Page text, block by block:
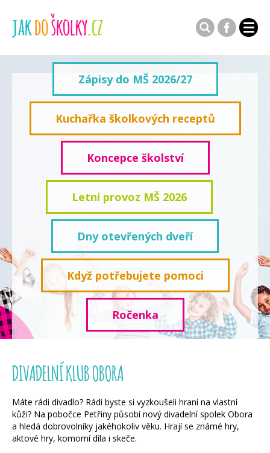
Zápisy do MŠ 2026/27
Kuchařka školkových receptů
Koncepce školství
Letní provoz MŠ 2026
Dny otevřených dveří
Když potřebujete pomoci
Ročenka
DIVADELNÍ KLUB OBORA
Máte rádi divadlo? Rádi byste si vyzkoušeli hraní na vlastní
kůži? Na pobočce Petřiny působí nový divadelní spolek Obora
a hledá dobrovolníky jakéhokoliv věku. Hrají se známé hry,
aktové hry, komorní díla i skeče.